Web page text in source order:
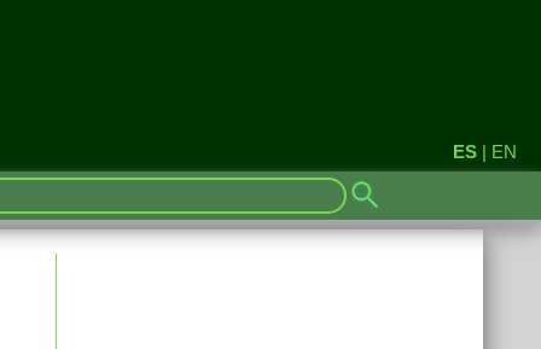
ES | EN